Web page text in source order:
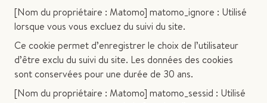
[Nom du propriétaire : Matomo] matomo_ignore : Utilisé
lorsque vous vous excluez du suivi du site.
Ce cookie permet d’enregistrer le choix de l’utilisateur
d’être exclu du suivi du site. Les données des cookies
sont conservées pour une durée de 30 ans.
[Nom du propriétaire : Matomo] matomo_sessid : Utilisé